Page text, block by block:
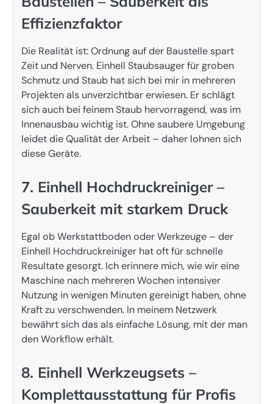
Effizienzfaktor
Die Realität ist: Ordnung auf der Baustelle spart
Zeit und Nerven. Einhell Staubsauger für groben
Schmutz und Staub hat sich bei mir in mehreren
Projekten als unverzichtbar erwiesen. Er schlägt
sich auch bei feinem Staub hervorragend, was im
Innenausbau wichtig ist. Ohne saubere Umgebung
leidet die Qualität der Arbeit – daher lohnen sich
diese Geräte.
7. Einhell Hochdruckreiniger –
Sauberkeit mit starkem Druck
Egal ob Werkstattboden oder Werkzeuge – der
Einhell Hochdruckreiniger hat oft für schnelle
Resultate gesorgt. Ich erinnere mich, wie wir eine
Maschine nach mehreren Wochen intensiver
Nutzung in wenigen Minuten gereinigt haben, ohne
Kraft zu verschwenden. In meinem Netzwerk
bewährt sich das als einfache Lösung, mit der man
den Workflow erhält.
8. Einhell Werkzeugsets –
Komplettausstattung für Profis